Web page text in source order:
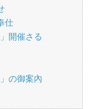
仕
開催さる
の御案內